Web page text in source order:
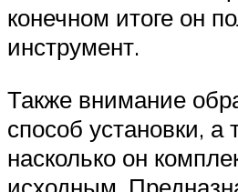
конечном итоге он
инструмент.
Также внимание
способ установки, а
насколько он
исходным.